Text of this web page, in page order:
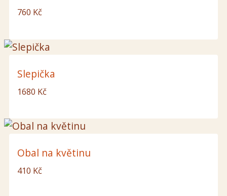
760 Kč
Slepička
1680 Kč
Obal na květinu
410 Kč